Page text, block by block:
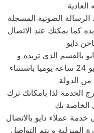
كما يمكنك عند الاتصال
دايو
مواعيد الاتصال على الخط الساخن دايو 24 ساعة يوميا باستثناء
من الدولة
الخاصة بك
عملاء دايو بالاتصال
المنزلية و يتم التواصل